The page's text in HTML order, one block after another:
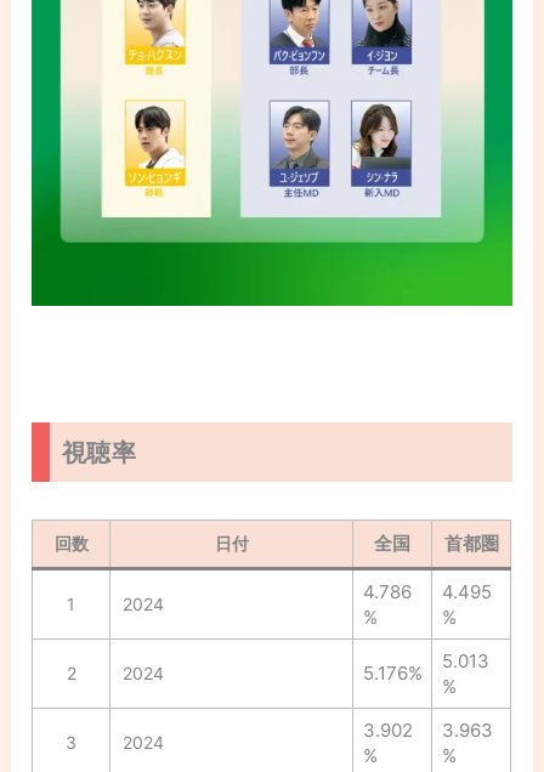
視聴率
回数 日付 全国 首都圏
1 2024
4.786
%
4.495
%
2 2024 5.176%
5.013
%
3 2024
3.902
%
3.963
%